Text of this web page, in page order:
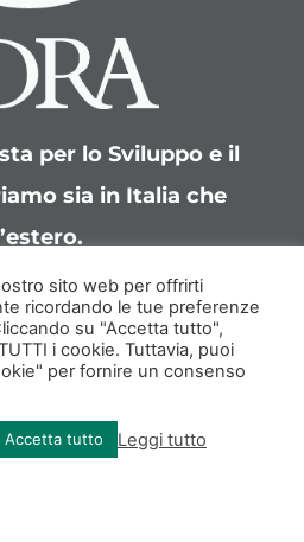
per lo Sviluppo e il
sia in Italia che
Italia ETS
Michelangelo 7
Roma
sito web per offrirti
ricordando le tue preferenze
su "Accetta tutto",
i cookie. Tuttavia, puoi
per fornire un consenso
Accetta tutto Leggi tutto